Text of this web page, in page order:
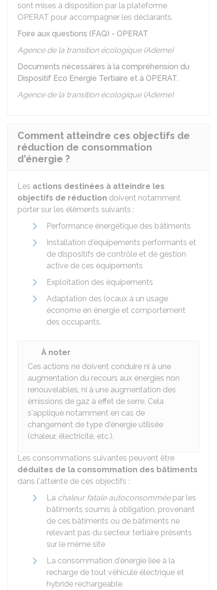
sont mises à disposition par la plateforme
OPERAT pour accompagner les déclarants.
Foire aux questions (FAQ) - OPERAT
Agence de la transition écologique (Ademe)
Documents nécessaires à la compréhension du
Dispositif Eco Energie Tertiaire et à OPERAT.
Agence de la transition écologique (Ademe)
Comment atteindre ces objectifs de
réduction de consommation
d'énergie ?
Les actions destinées à atteindre les
objectifs de réduction doivent notamment
porter sur les éléments suivants :
Performance énergétique des bâtiments
Installation d'équipements performants et
de dispositifs de contrôle et de gestion
active de ces équipements
Exploitation des équipements
Adaptation des locaux à un usage
économe en énergie et comportement
des occupants.
À noter
Ces actions ne doivent conduire ni à une
augmentation du recours aux énergies non
renouvelables, ni à une augmentation des
émissions de gaz à effet de serre. Cela
s'applique notamment en cas de
changement de type d'énergie utilisée
(chaleur, électricité, etc.).
Les consommations suivantes peuvent être
déduites de la consommation des bâtiments
dans l'atteinte de ces objectifs :
La chaleur fatale autoconsomméepar les
bâtiments soumis à obligation, provenant
de ces bâtiments ou de bâtiments ne
relevant pas du secteur tertiaire présents
sur le même site
La consommation d'énergie liée à la
recharge de tout véhicule électrique et
hybride rechargeable.